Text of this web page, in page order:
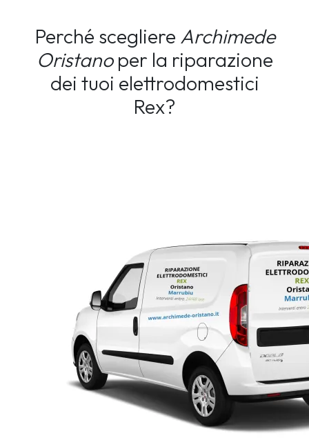
Perché scegliere Archimede
Oristanoper la riparazione
dei tuoi elettrodomestici
Rex?